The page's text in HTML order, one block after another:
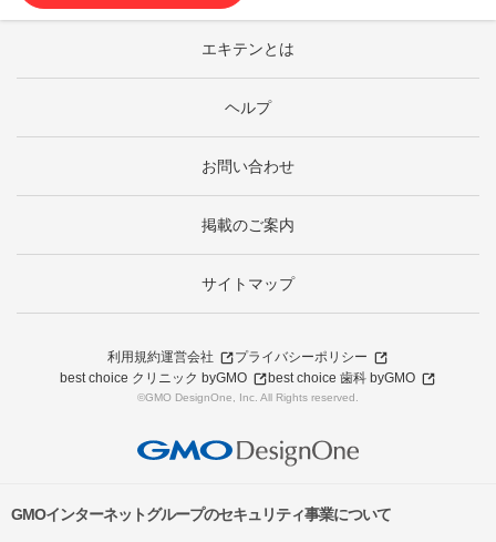
エキテンとは
ヘルプ
お問い合わせ
掲載のご案内
サイトマップ
利用規約運営会社
プライバシーポリシー
best choice クリニック byGMO
best choice 歯科 byGMO
©GMO DesignOne, Inc. All Rights reserved.
GMOインターネットグループのセキュリティ事業について